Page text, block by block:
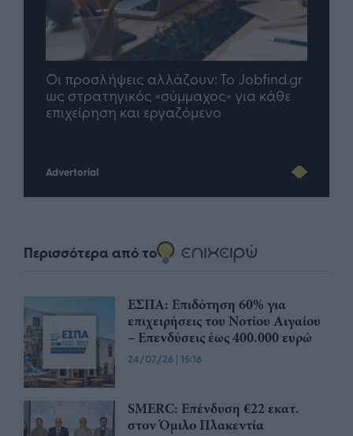
Οι προσλήψεις αλλάζουν: To Jobfind.gr
ως στρατηγικός «σύμμαχος» για κάθε
επιχείρηση και εργαζόμενο
Advertorial
Περισσότερα από το
ΕΣΠΑ: Επιδότηση 60% για
επιχειρήσεις του Νοτίου Αιγαίου
– Επενδύσεις έως 400.000 ευρώ
24/07/26 | 15:16
SMERC: Επένδυση €22 εκατ.
στον Όμιλο Πλακεντία